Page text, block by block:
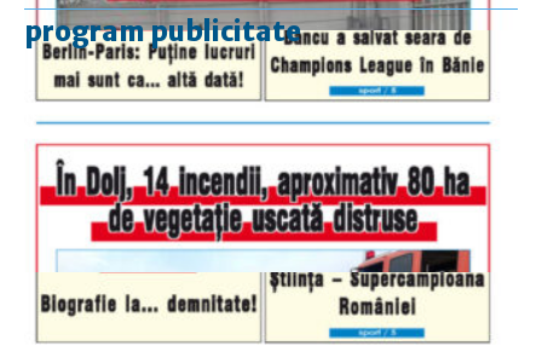
program publicitate
luni-vineri
9.00 - 17.00
duminică
9.00 - 12.00